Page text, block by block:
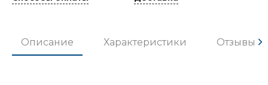
Описание Характеристики Отзывы